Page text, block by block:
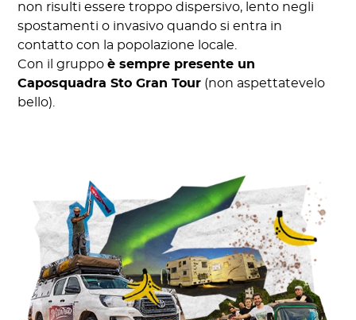
non risulti essere troppo dispersivo, lento negli
spostamenti o invasivo quando si entra in
contatto con la popolazione locale.
Con il gruppoè sempre presente un
Caposquadra Sto Gran Tour (non aspettatevelo
bello).